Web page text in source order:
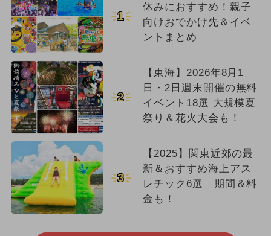
1
休みにおすすめ！親子
向けおでかけ先＆イベ
ントまとめ
2
【東海】2026年8月1
日・2日週末開催の無料
イベント18選 大規模夏
祭り＆花火大会も！
3
【2025】関東近郊の最
新＆おすすめ海上アス
レチック6選 期間＆料
金も！